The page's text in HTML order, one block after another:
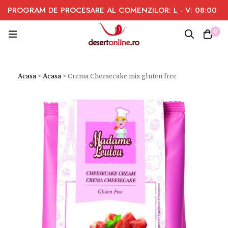
PROGRAM DE PROCESARE AL COMENZILOR: L - V: 08:00
- 16:00
0
Acasa >Acasa >Crema Cheesecake mix gluten free